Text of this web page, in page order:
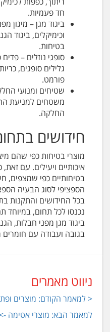
חד פעמיות.
ביגוד מגן – מיגון
וכימיקלים, ביגוד
בטיחות.
סופגי נוזלים –
גלילים סופגים,
פורמט.
שטיחים ומנועי
משטחים למניעת
החלקה.
חידושים
מוצרי בטיחות כפי שהם
איכותיים ויעילים. עם
בטיחותיים כפי שמצפים,
הספציפי לסוג הבעיה
בכל החידושים והתקנות
נכנסו לכל תחום, במיוחד
ביגוד מגן מפני חבלות,
בגובה ועבודה עם חומרים
ניווט מאמרים
< למאמר הקודם: מוצרים
למאמר הבא: מוצרי אטימה -